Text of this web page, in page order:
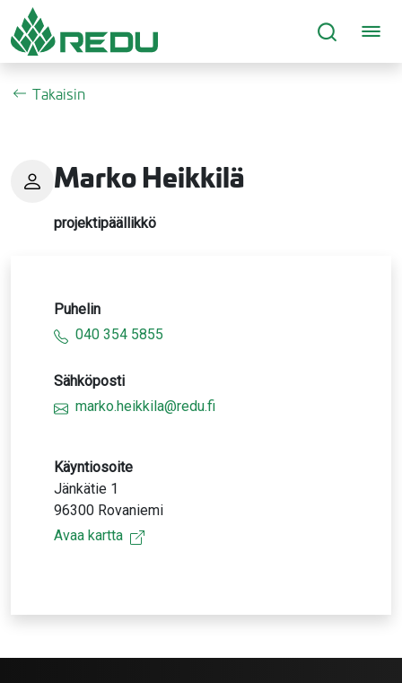
Siirry sivusisältöön
Takaisin
Marko Heikkilä
projektipäällikkö
Puhelin
040 354 5855
Sähköposti
marko.heikkila@redu.fi
Käyntiosoite
Jänkätie 1
96300 Rovaniemi
Avaa kartta